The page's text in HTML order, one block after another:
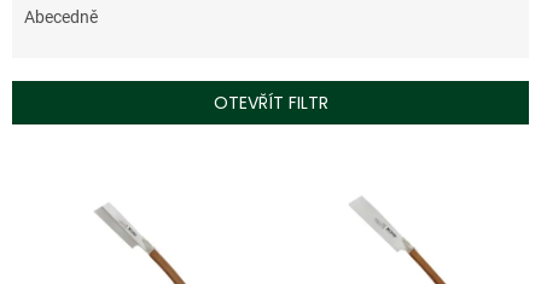
e
í
r
Abecedně
OTEVŘÍT FILTR